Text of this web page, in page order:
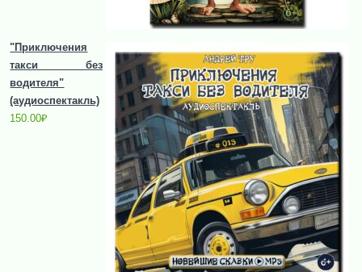
"Приключения
такси без
водителя"
(аудиоспектакль)
150.00₽